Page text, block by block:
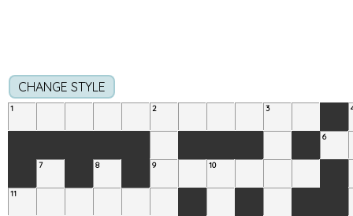
CHANGE STYLE
1 2 3
6
7 8 9 10
11